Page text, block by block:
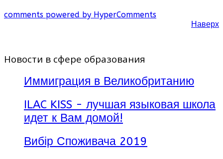
comments powered by HyperComments
Наверх
Новости в сфере образования
Иммиграция в Великобританию
ILAC KISS - лучшая языковая школа
идет к Вам домой!
Вибір Споживача 2019